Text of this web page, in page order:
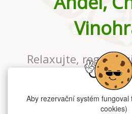
Relaxujte,
se v největším
Praze
Aby rezervační systém
cookies)